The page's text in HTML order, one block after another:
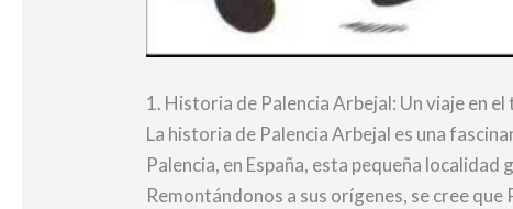
1. Historia de Palencia Arbejal: Un viaje en el
La historia de Palencia Arbejal es una
Palencia, en España, esta pequeña
Remontándonos a sus orígenes, se cree